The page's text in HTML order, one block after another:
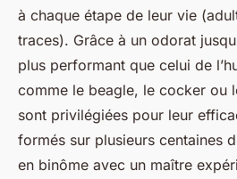
à chaque étape de leur vie
traces). Grâce à un odorat
plus performant que celui de
comme le beagle, le cocker ou
sont privilégiées pour leur
formés sur plusieurs centaines
en binôme avec un maître